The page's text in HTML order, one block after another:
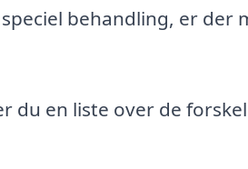
behandling, er
du en liste over de